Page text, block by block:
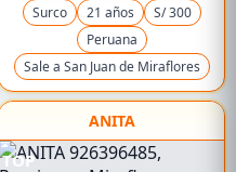
Surco 21 años
S/ 300
Peruana
Sale a San Juan de Miraflores
ANITA
TOP